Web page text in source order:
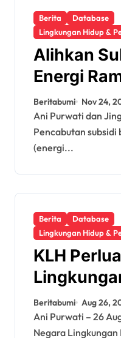
Berita
Database
Lingkungan Hidup &
Alihkan
Energi
Beritabumi Nov 24,
Ani Purwati dan Jing Han – 24 Nov 2010
Pencabutan
(energi...
Berita
Database
Lingkungan Hidup &
KLH
Program
Beritabumi Aug 26,
Ani Purwati – 26 Aug 2010 Kementerian
Negara Lingkungan